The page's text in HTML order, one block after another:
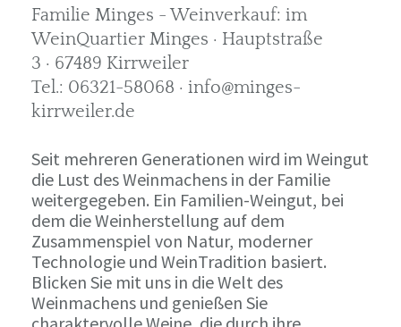
Familie Minges - Weinverkauf: im
WeinQuartier Minges · Hauptstraße
3 · 67489 Kirrweiler
Tel.: 06321-58068 · info@minges-
kirrweiler.de
Seit mehreren Generationen wird im Weingut
die Lust des Weinmachens in der Familie
weitergegeben. Ein Familien-Weingut, bei
dem die Weinherstellung auf dem
Zusammenspiel von Natur, moderner
Technologie und WeinTradition basiert.
Blicken Sie mit uns in die Welt des
Weinmachens und genießen Sie